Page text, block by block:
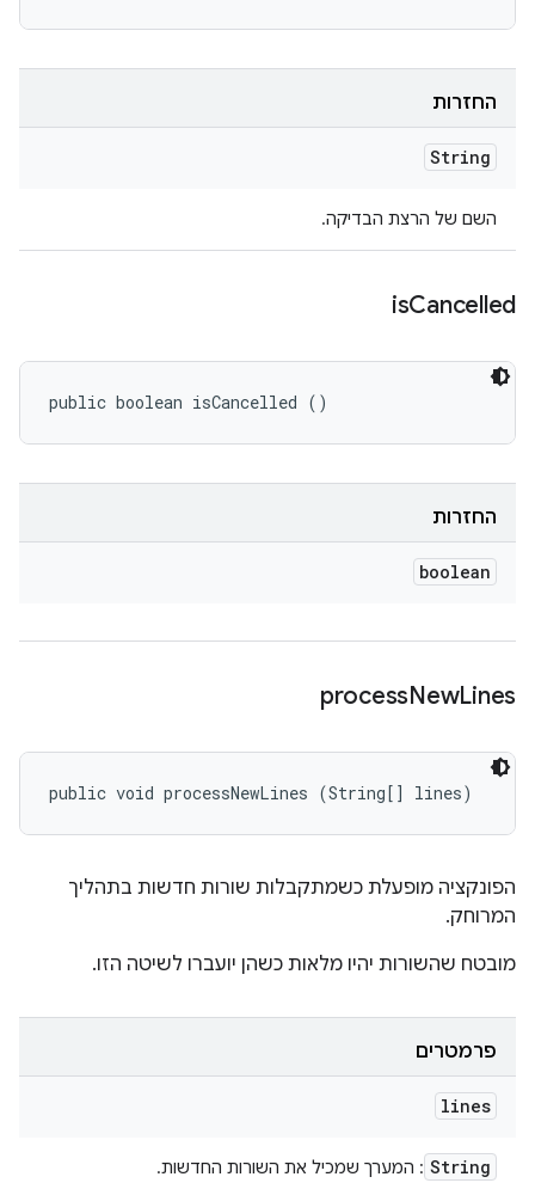
החזרות
String
השם של הרצת הבדיקה.
isCancelled
public boolean isCancelled ()
החזרות
boolean
processNewLines
public void processNewLines (String[] lines)
הפונקציה מופעלת כשמתקבלות שורות חדשות בתהליך
המרוחק.
מובטח שהשורות יהיו מלאות כשהן יועברו לשיטה הזו.
פרמטרים
lines
String : המערך שמכיל את השורות החדשות.